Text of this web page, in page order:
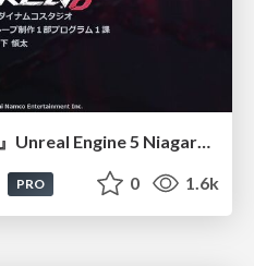
【CEDEC2025】『鉄拳8』Unreal Engine 5 Niagaraによる開発事例と最適化 ～60FPSを守る～
PRO 0 1.6k